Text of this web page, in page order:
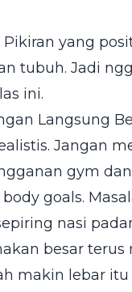
Pikiran yang
tubuh. Jadi
ini.
Langsung
Jangan
gym
goals.
nasi
besar
makin lebar